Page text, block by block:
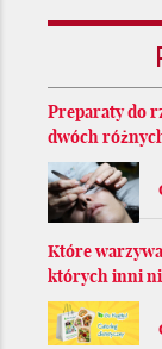
Preparaty do
dwóch
Które
których inni